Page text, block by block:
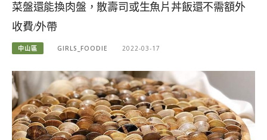
菜盤還能換肉盤，散壽司或生魚片丼飯還不需額外
收費/外帶
中山區 GIRLS_FOODIE 2022-03-17